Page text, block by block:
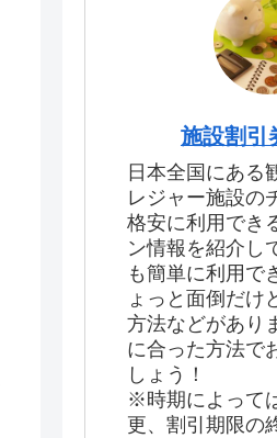
施設割引
日本全国にある
レジャー施設の
格安に利用でき
ン情報を紹介し
も簡単に利用で
ょっと面倒だけ
方法などがあり
に合った方法で
しょう！
※時期によって
更、割引期限の